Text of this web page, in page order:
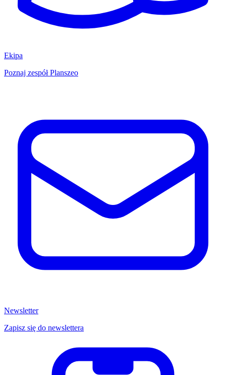
Ekipa
Poznaj zespół Planszeo
Newsletter
Zapisz się do newslettera